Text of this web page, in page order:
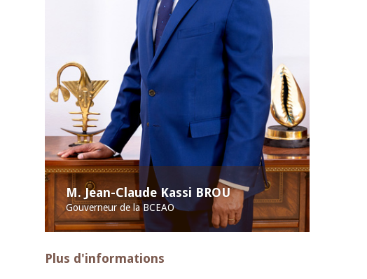
M. Jean-Claude Kassi BROU
Gouverneur de la BCEAO
Plus d'informations